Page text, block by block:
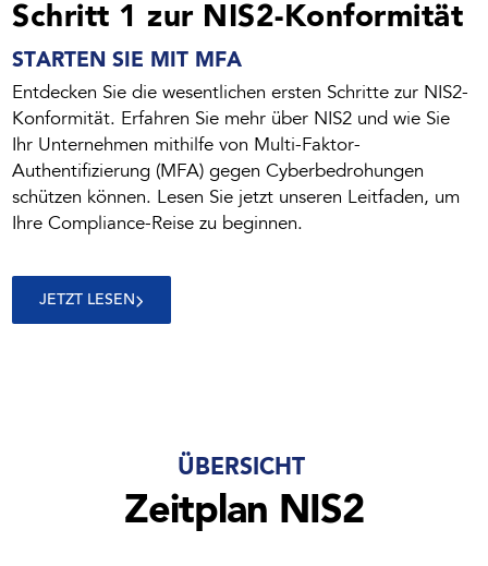
Schritt 1 zur NIS2-Konformität
STARTEN SIE MIT MFA
Entdecken Sie die wesentlichen ersten Schritte zur NIS2-
Konformität. Erfahren Sie mehr über NIS2 und wie Sie
Ihr Unternehmen mithilfe von Multi-Faktor-
Authentifizierung (MFA) gegen Cyberbedrohungen
schützen können. Lesen Sie jetzt unseren Leitfaden, um
Ihre Compliance-Reise zu beginnen.
JETZT LESEN
ÜBERSICHT
Zeitplan NIS2